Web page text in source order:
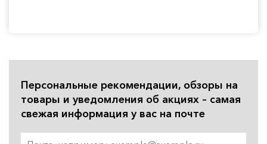
Персональные рекомендации, обзоры на
товары и уведомления об акциях – самая
свежая информация у вас на почте